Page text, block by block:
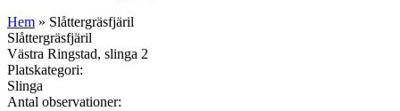
Hem » Slåttergräsfjäril
Slåttergräsfjäril
Västra Ringstad, slinga 2
Platskategori:
Slinga
Antal observationer: